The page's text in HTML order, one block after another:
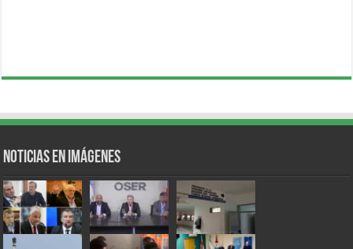
Noticias en Imágenes